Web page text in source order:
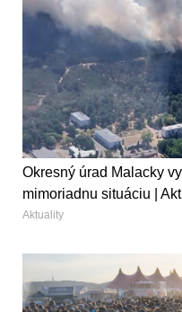
Okresný úrad Malacky
mimoriadnu situáciu |
Aktuality